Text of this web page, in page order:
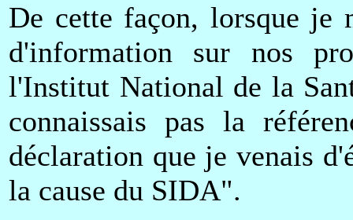
De cette façon, lorsque je
d'information sur nos
l'Institut National de la
connaissais pas la
déclaration que je venais
la cause du SIDA".